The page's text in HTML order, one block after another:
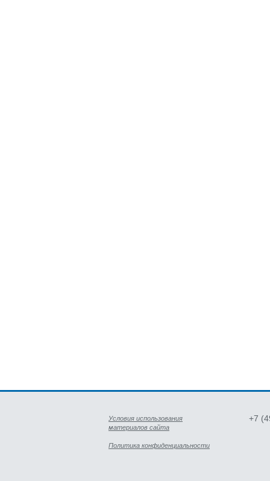
Условия использования
материалов сайта
Политика конфиденциальности
+7